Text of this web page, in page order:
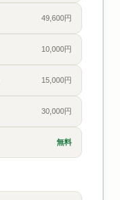
49,600円
10,000円
15,000円
30,000円
無料